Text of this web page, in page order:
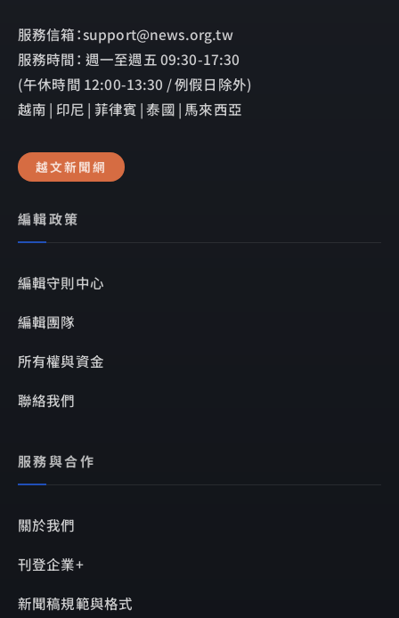
服務信箱：support@news.org.tw
服務時間： 週一至週五 09:30-17:30
(午休時間 12:00-13:30 / 例假日除外)
越南 | 印尼 | 菲律賓 | 泰國 | 馬來西亞
越文新聞網
編輯政策
編輯守則中心
編輯團隊
所有權與資金
聯絡我們
服務與合作
關於我們
刊登企業+
新聞稿規範與格式